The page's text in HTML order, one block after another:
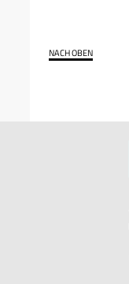
NACH OBEN